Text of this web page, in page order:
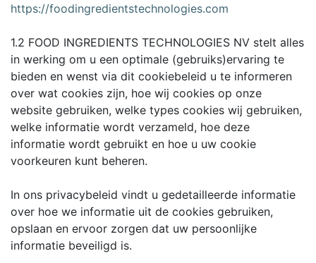
https://foodingredientstechnologies.com
1.2 FOOD INGREDIENTS TECHNOLOGIES NV stelt alles
in werking om u een optimale (gebruiks)ervaring te
bieden en wenst via dit cookiebeleid u te informeren
over wat cookies zijn, hoe wij cookies op onze
website gebruiken, welke types cookies wij gebruiken,
welke informatie wordt verzameld, hoe deze
informatie wordt gebruikt en hoe u uw cookie
voorkeuren kunt beheren.
In ons privacybeleid vindt u gedetailleerde informatie
over hoe we informatie uit de cookies gebruiken,
opslaan en ervoor zorgen dat uw persoonlijke
informatie beveiligd is.